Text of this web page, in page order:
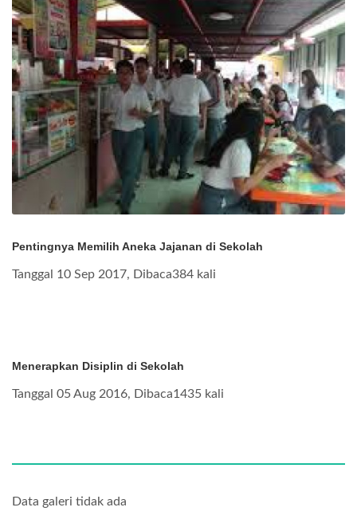
Pentingnya Memilih Aneka Jajanan di Sekolah
Tanggal 10 Sep 2017, Dibaca384 kali
Menerapkan Disiplin di Sekolah
Tanggal 05 Aug 2016, Dibaca1435 kali
Data galeri tidak ada